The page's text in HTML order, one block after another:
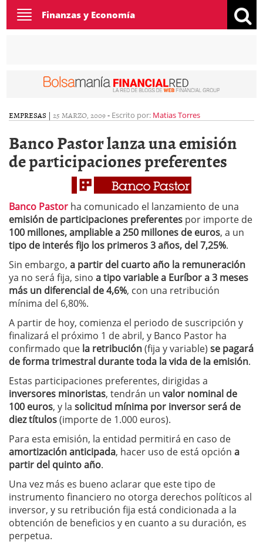
Toggle
navigation
Finanzas y Economía
EMPRESAS | 25 MARZO, 2009- Escrito por: Matias Torres
Banco Pastor lanza una emisión
de participaciones preferentes
Banco Pastor ha comunicado el lanzamiento de una
emisión de participaciones preferentes por importe de
100 millones, ampliable a 250 millones de euros, a un
tipo de interés fijo los primeros 3 años, del 7,25%.
Sin embargo, a partir del cuarto año la remuneración
ya no será fija, sino a tipo variable a Euríbor a 3 meses
más un diferencial de 4,6%, con una retribución
mínima del 6,80%.
A partir de hoy, comienza el periodo de suscripción y
finalizará el próximo 1 de abril, y Banco Pastor ha
confirmado que la retribución(fija y variable) se pagará
de forma trimestral durante toda la vida de la emisión.
Estas participaciones preferentes, dirigidas a
inversores minoristas, tendrán un valor nominal de
100 euros, y la solicitud mínima por inversor será de
diez títulos(importe de 1.000 euros).
Para esta emisión, la entidad permitirá en caso de
amortización anticipada, hacer uso de está opción a
partir del quinto año.
Una vez más es bueno aclarar que este tipo de
instrumento financiero no otorga derechos políticos al
inversor, y su retribución fija está condicionada a la
obtención de beneficios y en cuanto a su duración, es
perpetua.